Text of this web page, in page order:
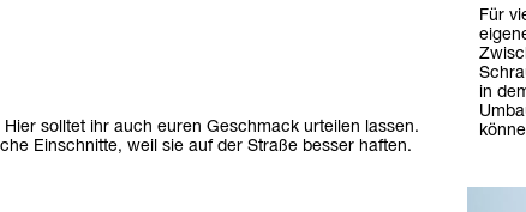
solltet ihr auch euren Geschmack urteilen lassen.
Einschnitte, weil sie auf der Straße besser haften.
Für
in